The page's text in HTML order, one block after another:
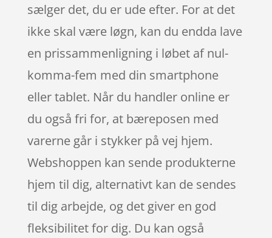
sælger det, du er ude efter. For at det
ikke skal være løgn, kan du endda lave
en prissammenligning i løbet af nul-
komma-fem med din smartphone
eller tablet. Når du handler online er
du også fri for, at bæreposen med
varerne går i stykker på vej hjem.
Webshoppen kan sende produkterne
hjem til dig, alternativt kan de sendes
til dig arbejde, og det giver en god
fleksibilitet for dig. Du kan også